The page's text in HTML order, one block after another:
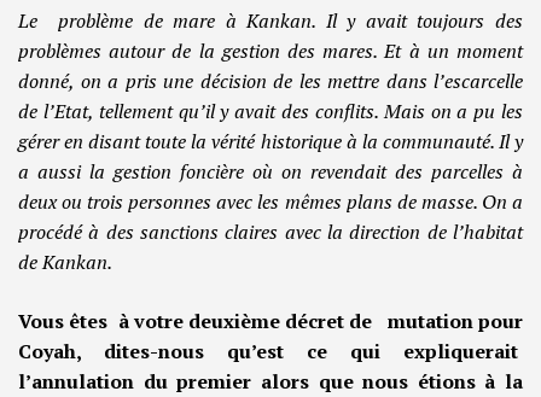
Le problème de mare à Kankan. Il y avait toujours des
problèmes autour de la gestion des mares. Et à un moment
donné, on a pris une décision de les mettre dans l’escarcelle
de l’Etat, tellement qu’il y avait des conflits. Mais on a pu les
gérer en disant toute la vérité historique à la communauté. Il y
a aussi la gestion foncière où on revendait des parcelles à
deux ou trois personnes avec les mêmes plans de masse. On a
procédé à des sanctions claires avec la direction de l’habitat
de Kankan.
Vous êtes à votre deuxième décret de mutation pour
Coyah, dites-nous qu’est ce qui expliquerait
l’annulation du premier alors que nous étions à la